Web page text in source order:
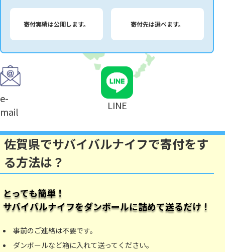
寄付実績は公開します。 寄付先は選べます。
e-
mail
LINE
佐賀県でサバイバルナイフで寄付をす
る方法は？
とっても簡単！
サバイバルナイフをダンボールに詰めて送るだけ！
事前のご連絡は不要です。
ダンボールなど箱に入れて送ってください。